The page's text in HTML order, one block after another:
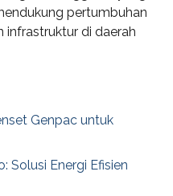
pertumbuhan
infrastruktur di daerah
Genpac untuk
Solusi Energi Efisien